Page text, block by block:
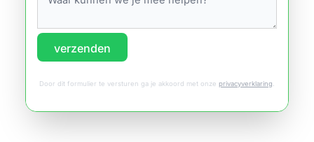
verzenden
Door dit formulier te versturen ga je akkoord met onze privacyverklaring